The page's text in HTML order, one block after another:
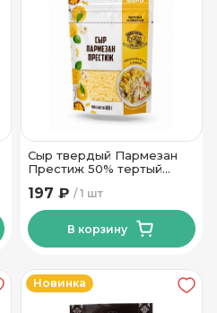
Сыр твердый Пармезан
Престиж 50% тертый
Дары
1 шт
197 ₽
В корзину
Новинка